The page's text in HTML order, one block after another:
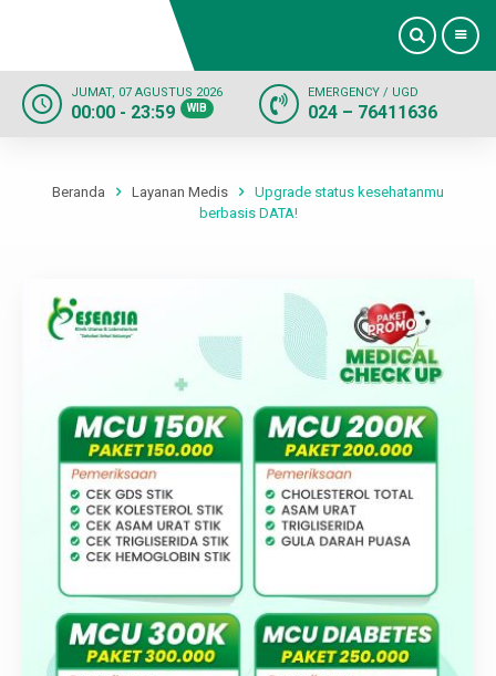
Profil
Layanan
Informasi
Kontak
Karir
JUMAT, 07 AGUSTUS 2026
00:00 - 23:59 WIB
EMERGENCY / UGD
024 – 76411636
Beranda Layanan Medis
Upgrade status kesehatanmu
berbasis DATA!